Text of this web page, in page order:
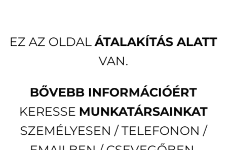
EZ AZ OLDALÁTALAKÍTÁS ALATT
VAN.
BŐVEBB INFORMÁCIÓÉRT
KERESSE MUNKATÁRSAINKAT
SZEMÉLYESEN / TELEFONON /